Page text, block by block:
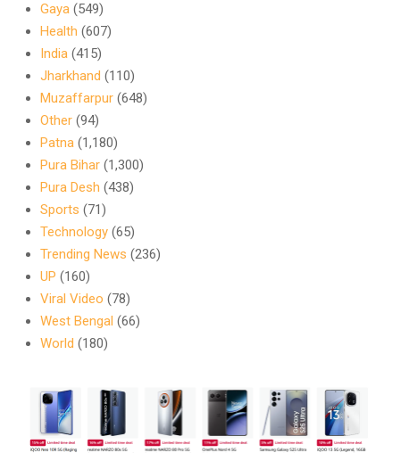
Gaya (549)
Health (607)
India (415)
Jharkhand (110)
Muzaffarpur (648)
Other (94)
Patna (1,180)
Pura Bihar (1,300)
Pura Desh (438)
Sports (71)
Technology (65)
Trending News (236)
UP (160)
Viral Video (78)
West Bengal (66)
World (180)